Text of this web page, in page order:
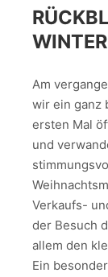
Am
wir ein ganz
ersten Mal
und
Verkaufs-
der Besuch
allem den
Ein